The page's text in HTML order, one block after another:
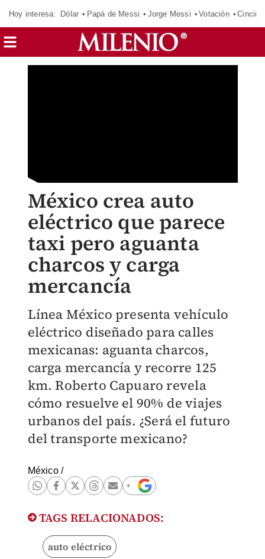
Hoy interesa: Dólar Papá de Messi Jorge Messi Votación
México crea auto
eléctrico que parece
taxi pero aguanta
charcos y carga
mercancía
Línea México presenta vehículo
eléctrico diseñado para calles
mexicanas: aguanta charcos,
carga mercancía y recorre 125
km. Roberto Capuaro revela
cómo resuelve el 90% de viajes
urbanos del país. ¿Será el futuro
del transporte mexicano?
México/
TAGS RELACIONADOS:
auto eléctrico